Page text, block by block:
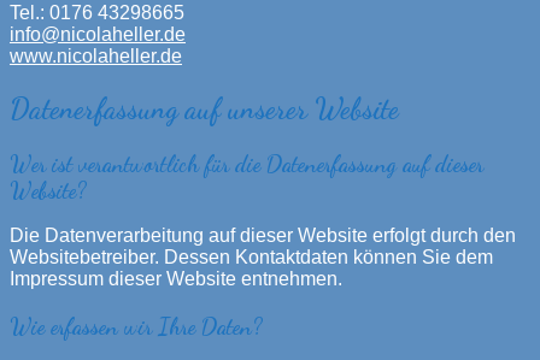
Tel.: 0176 43298665
info@nicolaheller.de
www.nicolaheller.de
Datenerfassung auf unserer Website
Wer ist verantwortlich für die Datenerfassung auf dieser
Website?
Die Datenverarbeitung auf dieser Website erfolgt durch den
Websitebetreiber. Dessen Kontaktdaten können Sie dem
Impressum dieser Website entnehmen.
Wie erfassen wir Ihre Daten?